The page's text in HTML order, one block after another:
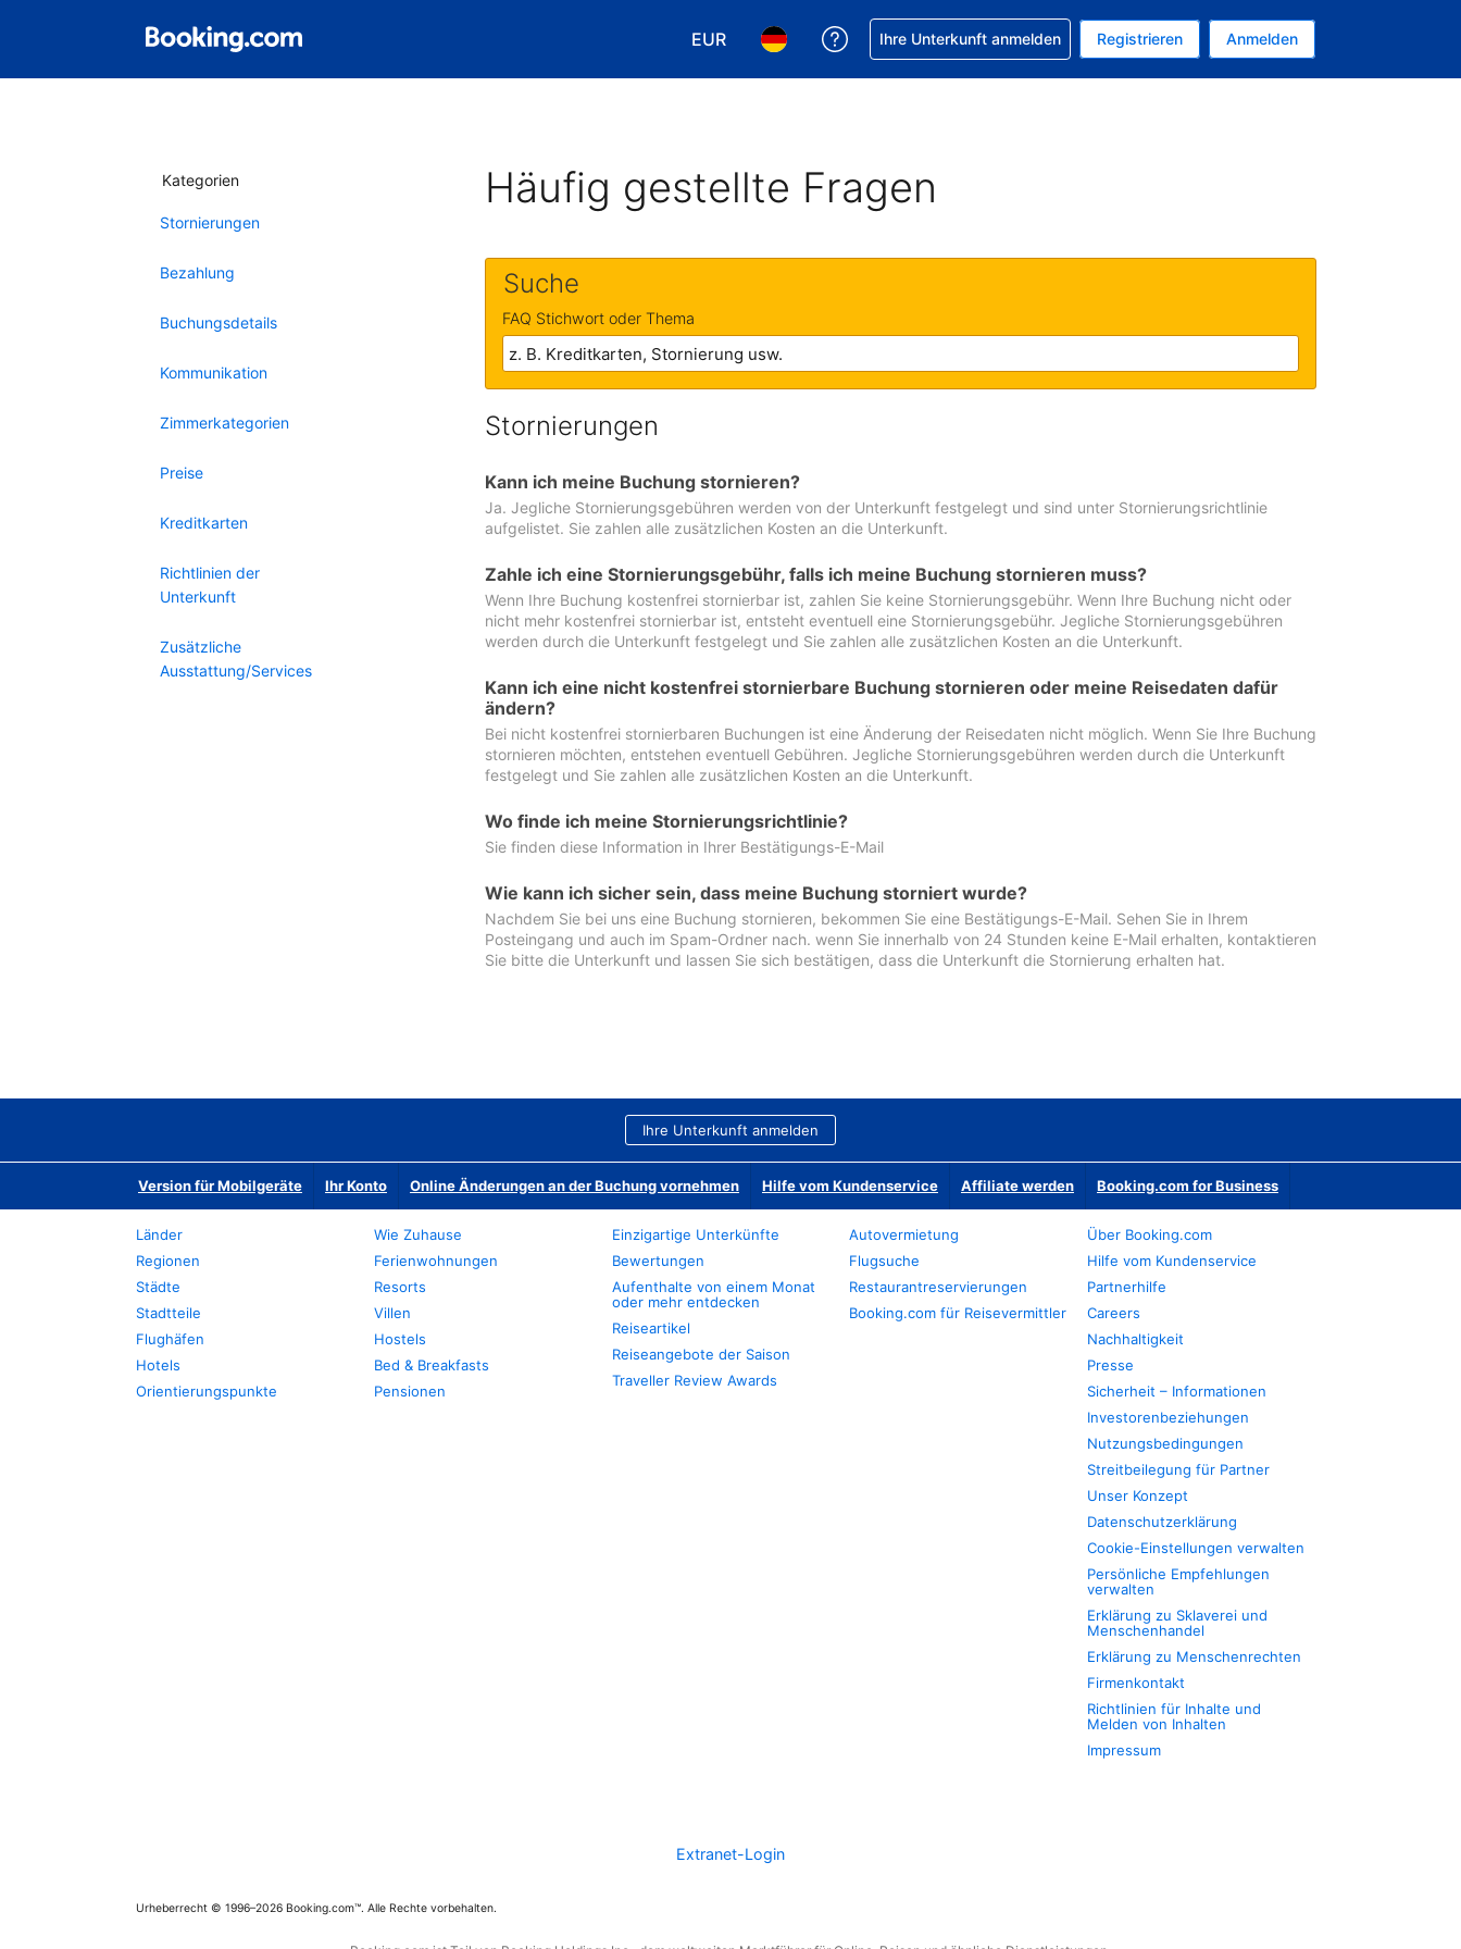
EUR
Wählen Sie Ihre Währung. Ihre aktuelle Währung ist EUR
Wählen Sie Ihre Sprache. Ihre aktuelle Sprache ist Deutsch
Hilfe bei Ihrer Buchung erhalten
Ihre Unterkunft anmelden Registrieren Anmelden
Kategorien
Stornierungen
Bezahlung
Buchungsdetails
Kommunikation
Zimmerkategorien
Preise
Kreditkarten
Richtlinien der
Unterkunft
Zusätzliche
Ausstattung/Services
Häufig gestellte Fragen
Suche
FAQ Stichwort oder Thema
Stornierungen
Kann ich meine Buchung stornieren?
Ja. Jegliche Stornierungsgebühren werden von der Unterkunft festgelegt und sind unter Stornierungsrichtlinie
aufgelistet. Sie zahlen alle zusätzlichen Kosten an die Unterkunft.
Zahle ich eine Stornierungsgebühr, falls ich meine Buchung stornieren muss?
Wenn Ihre Buchung kostenfrei stornierbar ist, zahlen Sie keine Stornierungsgebühr. Wenn Ihre Buchung nicht oder
nicht mehr kostenfrei stornierbar ist, entsteht eventuell eine Stornierungsgebühr. Jegliche Stornierungsgebühren
werden durch die Unterkunft festgelegt und Sie zahlen alle zusätzlichen Kosten an die Unterkunft.
Kann ich eine nicht kostenfrei stornierbare Buchung stornieren oder meine Reisedaten dafür
ändern?
Bei nicht kostenfrei stornierbaren Buchungen ist eine Änderung der Reisedaten nicht möglich. Wenn Sie Ihre Buchung
stornieren möchten, entstehen eventuell Gebühren. Jegliche Stornierungsgebühren werden durch die Unterkunft
festgelegt und Sie zahlen alle zusätzlichen Kosten an die Unterkunft.
Wo finde ich meine Stornierungsrichtlinie?
Sie finden diese Information in Ihrer Bestätigungs-E-Mail
Wie kann ich sicher sein, dass meine Buchung storniert wurde?
Nachdem Sie bei uns eine Buchung stornieren, bekommen Sie eine Bestätigungs-E-Mail. Sehen Sie in Ihrem
Posteingang und auch im Spam-Ordner nach. wenn Sie innerhalb von 24 Stunden keine E-Mail erhalten, kontaktieren
Sie bitte die Unterkunft und lassen Sie sich bestätigen, dass die Unterkunft die Stornierung erhalten hat.
Ihre Unterkunft anmelden
Version für Mobilgeräte Ihr Konto Online Änderungen an der Buchung vornehmen Hilfe vom Kundenservice Affiliate werden Booking.com for Business
Länder
Regionen
Städte
Stadtteile
Flughäfen
Hotels
Orientierungspunkte
Wie Zuhause
Ferienwohnungen
Resorts
Villen
Hostels
Bed & Breakfasts
Pensionen
Einzigartige Unterkünfte
Bewertungen
Aufenthalte von einem Monat
oder mehr entdecken
Reiseartikel
Reiseangebote der Saison
Traveller Review Awards
Autovermietung
Flugsuche
Restaurantreservierungen
Booking.com für Reisevermittler
Über Booking.com
Hilfe vom Kundenservice
Partnerhilfe
Careers
Nachhaltigkeit
Presse
Sicherheit – Informationen
Investorenbeziehungen
Nutzungsbedingungen
Streitbeilegung für Partner
Unser Konzept
Datenschutzerklärung
Cookie-Einstellungen verwalten
Persönliche Empfehlungen
verwalten
Erklärung zu Sklaverei und
Menschenhandel
Erklärung zu Menschenrechten
Firmenkontakt
Richtlinien für Inhalte und
Melden von Inhalten
Impressum
Extranet-Login
Urheberrecht © 1996–2026 Booking.com™. Alle Rechte vorbehalten.